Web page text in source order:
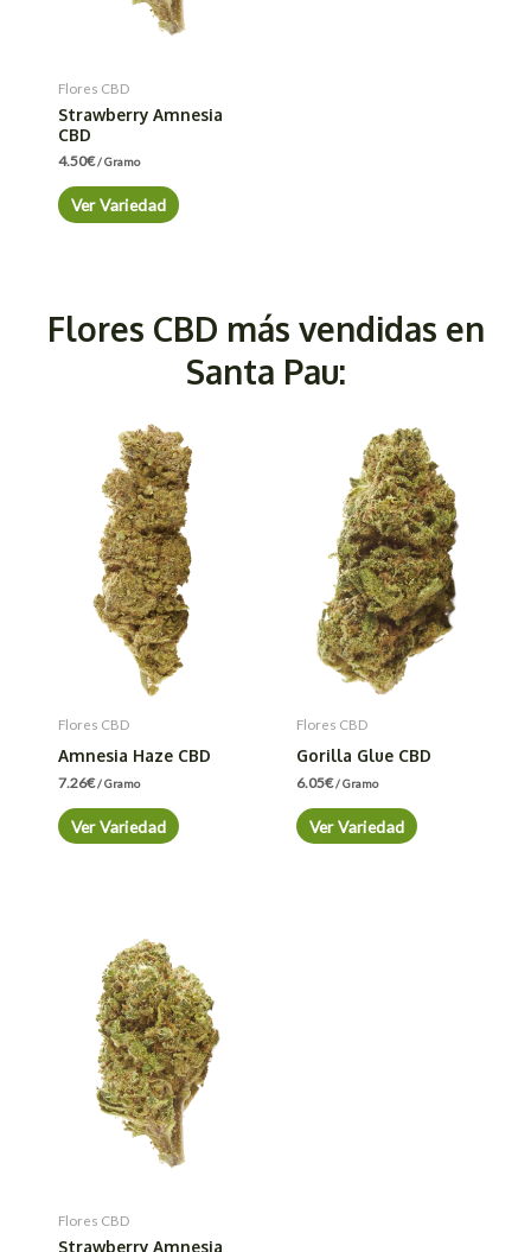
Flores CBD
Strawberry Amnesia
CBD
4.50€/ Gramo
Ver Variedad
Flores CBD más vendidas en
Santa Pau:
Flores CBD
Amnesia Haze CBD
7.26€/ Gramo
Ver Variedad
Flores CBD
Gorilla Glue CBD
6.05€/ Gramo
Ver Variedad
Flores CBD
Strawberry Amnesia